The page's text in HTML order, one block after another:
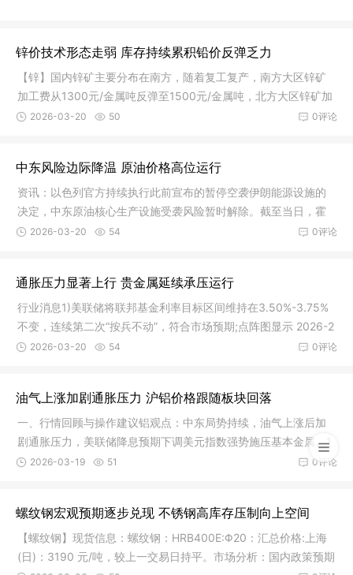
锌价技术形态走弱 库存持续累积铅价反弹乏力
【锌】国内锌矿主要分布在南方，随着复工复产，南方大区锌矿
加工费从1300元/金属吨反弹至1500元/金属吨，北方大区锌矿加
工费维持
0评论
2026-03-20 50
中东风险边际降温 原油价格高位运行
资讯：以色列官方持续执行此前宣布的暂停空袭伊朗能源设施的
决定，中东原油核心生产设施受袭风险暂时解除。截至当日，霍
尔木兹海
0评论
2026-03-20 54
通胀压力显著上行 贵金属延续承压运行
行业消息1)美联储将联邦基金利率目标区间维持在3.50%-3.75%
不变，连续第二次“按兵不动”，符合市场预期;点阵图显示 2026-2
027年
0评论
2026-03-20 54
油气上涨加剧通胀压力 沪铝价格跟随板块回落
一、行情回顾与操作建议铝观点：中东局势持续，油气上涨后加
剧通胀压力，美联储降息预期下调美元指数强势施压基本金属。1
8 日铝
0评论
2026-03-19 51
螺纹钢宏观预期逐步兑现 不锈钢高库存压制向上空间
【螺纹钢】现货信息：螺纹钢：HRB400E:Φ20：汇总价格:上海
(日)：3190 元/吨，较上一交易日持平。市场分析：国内政策预期